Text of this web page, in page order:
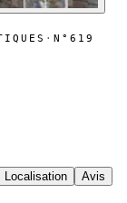
·N°619
Localisation Avis